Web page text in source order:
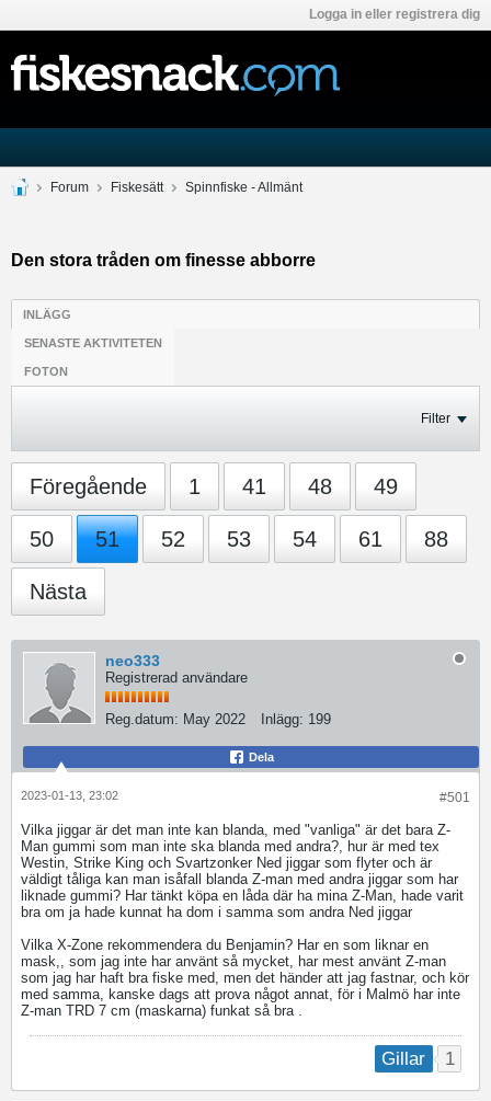
Logga in eller registrera dig
Forum Fiskesätt Spinnfiske - Allmänt
Den stora tråden om finesse abborre
INLÄGG
SENASTE AKTIVITETEN
FOTON
Filter
Föregående 1 41 48 49
50 51 52 53 54 61 88
Nästa
neo333
Registrerad användare
Reg.datum: May 2022 Inlägg: 199
Dela
#501
2023-01-13, 23:02
Vilka jiggar är det man inte kan blanda, med "vanliga" är det bara Z-
Man gummi som man inte ska blanda med andra?, hur är med tex
Westin, Strike King och Svartzonker Ned jiggar som flyter och är
väldigt tåliga kan man isåfall blanda Z-man med andra jiggar som har
liknade gummi? Har tänkt köpa en låda där ha mina Z-Man, hade varit
bra om ja hade kunnat ha dom i samma som andra Ned jiggar
Vilka X-Zone rekommendera du Benjamin? Har en som liknar en
mask,, som jag inte har använt så mycket, har mest använt Z-man
som jag har haft bra fiske med, men det händer att jag fastnar, och kör
med samma, kanske dags att prova något annat, för i Malmö har inte
Z-man TRD 7 cm (maskarna) funkat så bra .
Gillar 1